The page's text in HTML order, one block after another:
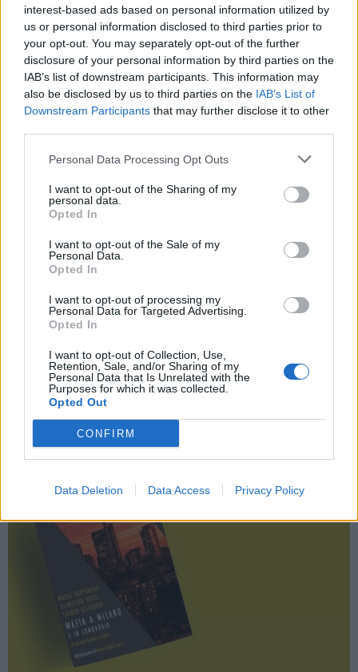
interest-based ads based on personal information utilized by
us or personal information disclosed to third parties prior to
your opt-out. You may separately opt-out of the further
disclosure of your personal information by third parties on the
IAB’s list of downstream participants. This information may
also be disclosed by us to third parties on the IAB’s List of
Downstream Participants that may further disclose it to other
Personal Data Processing Opt Outs
I want to opt-out of the Sharing of my
personal data.
Opted In
I want to opt-out of the Sale of my
Personal Data.
Opted In
I want to opt-out of processing my
Personal Data for Targeted Advertising.
Opted In
I want to opt-out of Collection, Use,
Retention, Sale, and/or Sharing of my
Personal Data that Is Unrelated with the
Purposes for which it was collected.
Opted Out
CONFIRM
Data Deletion Data Access Privacy Policy
MOBILITÀ · LA MAPPA DEI RISCHI
Largo Flaiano, viale Aguggiari, la
Varesina: i luoghi più pericolosi secondo
chi li percorre ogni giorno